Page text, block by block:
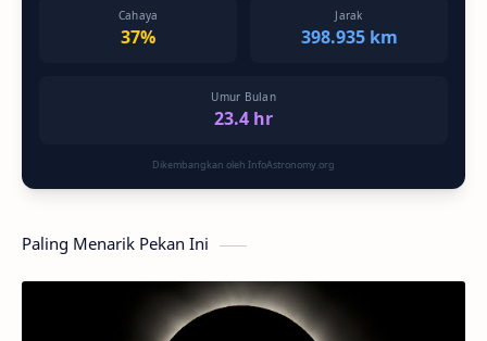
Cahaya
37%
Jarak
398.935 km
Umur Bulan
23.4 hr
Dikembangkan oleh InfoAstronomy.org
Paling Menarik Pekan Ini